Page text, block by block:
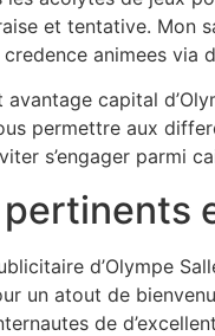
et tentative. Mon
animees via
capital
permettre aux
s’engager parmi
pertinents
d’Olympe
un atout de
de